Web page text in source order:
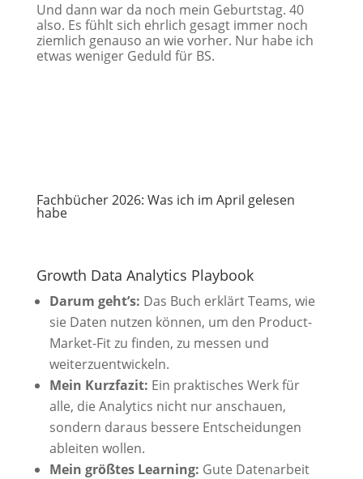
Und dann war da noch mein Geburtstag. 40
also. Es fühlt sich ehrlich gesagt immer noch
ziemlich genauso an wie vorher. Nur habe ich
etwas weniger Geduld für BS.
Fachbücher 2026: Was ich im April gelesen
habe
Growth Data Analytics Playbook
Darum geht’s: Das Buch erklärt Teams, wie
sie Daten nutzen können, um den Product-
Market-Fit zu finden, zu messen und
weiterzuentwickeln.
Mein Kurzfazit: Ein praktisches Werk für
alle, die Analytics nicht nur anschauen,
sondern daraus bessere Entscheidungen
ableiten wollen.
Mein größtes Learning: Gute Datenarbeit